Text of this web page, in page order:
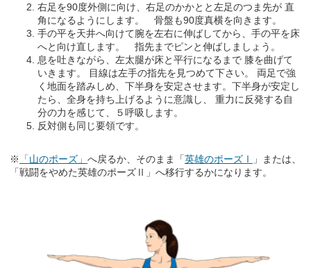
右足を90度外側に向け、右足のかかとと左足のつま先が 直
角になるようにします。 骨盤も90度真横を向きます。
手の平を天井へ向けて腕を左右に伸ばしてから、手の平を床
へと向け直します。 指先までピンと伸ばしましょう。
息を吐きながら、左太腿が床と平行になるまで 膝を曲げて
いきます。 目線は左手の指先を見つめて下さい。 両足で強
く地面を踏みしめ、下半身を安定させます。下半身が安定し
たら、全身を持ち上げるように意識し、 重力に反発する自
分の力を感じて、５呼吸します。
反対側も同じ要領です。
※ 「山のポーズ」 へ戻るか、そのまま「英雄のポーズⅠ
」または、
「戦闘をやめた英雄のポーズⅡ」へ移行するかになります。